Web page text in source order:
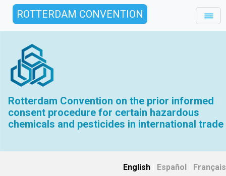
ROTTERDAM CONVENTION
Rotterdam Convention on the prior informed
consent procedure for certain hazardous
chemicals and pesticides in international trade
English Español Français